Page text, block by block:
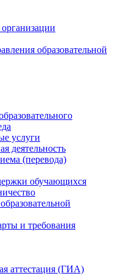
образовательной
услуги
деятельность
(перевода)
обучающихся
и требования
аттестация (ГИА)